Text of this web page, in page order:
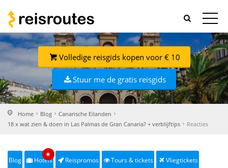
Volledige reisgids kopen voor € 10
Stuur me de gratis reisgids
Home Blog
Canarische Eilanden
18 x wat zien & doen in Las Palmas de Gran Canaria? + verblijftips
Reacties
Blog Hotels
★
Reispromos Tours & tickets Vliegtickets